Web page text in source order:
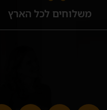
משלוחים לכל הארץ